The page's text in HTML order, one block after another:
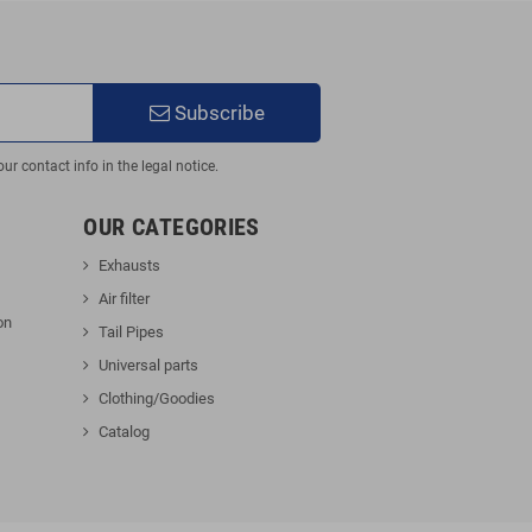
Subscribe
contact info in the legal notice.
OUR CATEGORIES
Exhausts
Air filter
Tail Pipes
Universal parts
Clothing/Goodies
Catalog